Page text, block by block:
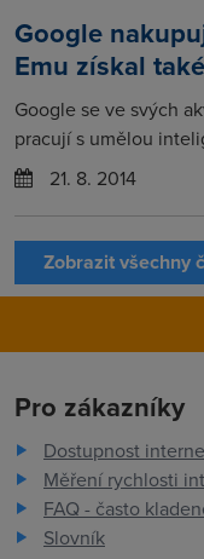
Google
Emu získal
Google se ve svých
pracují s umělou
21. 8. 2014
Zobrazit všechny
Pro zákazníky
Dostupnost
Měření rychlosti
FAQ - často
Slovník